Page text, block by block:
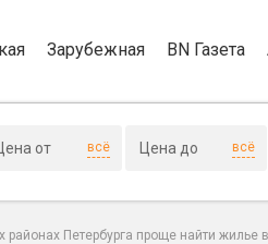
Зарубежная BN Газета
всё всё
районах Петербурга проще найти жилье